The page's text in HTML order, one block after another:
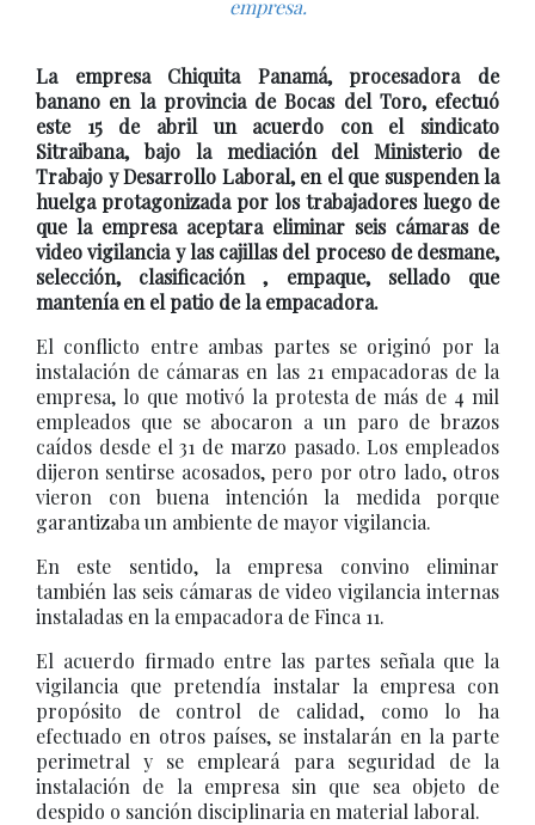
empresa.
La empresa Chiquita Panamá, procesadora de
banano en la provincia de Bocas del Toro, efectuó
este 15 de abril un acuerdo con el sindicato
Sitraibana, bajo la mediación del Ministerio de
Trabajo y Desarrollo Laboral, en el que suspenden la
huelga protagonizada por los trabajadores luego de
que la empresa aceptara eliminar seis cámaras de
video vigilancia y las cajillas del proceso de desmane,
selección, clasificación , empaque, sellado que
mantenía en el patio de la empacadora.
El conflicto entre ambas partes se originó por la
instalación de cámaras en las 21 empacadoras de la
empresa, lo que motivó la protesta de más de 4 mil
empleados que se abocaron a un paro de brazos
caídos desde el 31 de marzo pasado. Los empleados
dijeron sentirse acosados, pero por otro lado, otros
vieron con buena intención la medida porque
garantizaba un ambiente de mayor vigilancia.
En este sentido, la empresa convino eliminar
también las seis cámaras de video vigilancia internas
instaladas en la empacadora de Finca 11.
El acuerdo firmado entre las partes señala que la
vigilancia que pretendía instalar la empresa con
propósito de control de calidad, como lo ha
efectuado en otros países, se instalarán en la parte
perimetral y se empleará para seguridad de la
instalación de la empresa sin que sea objeto de
despido o sanción disciplinaria en material laboral.